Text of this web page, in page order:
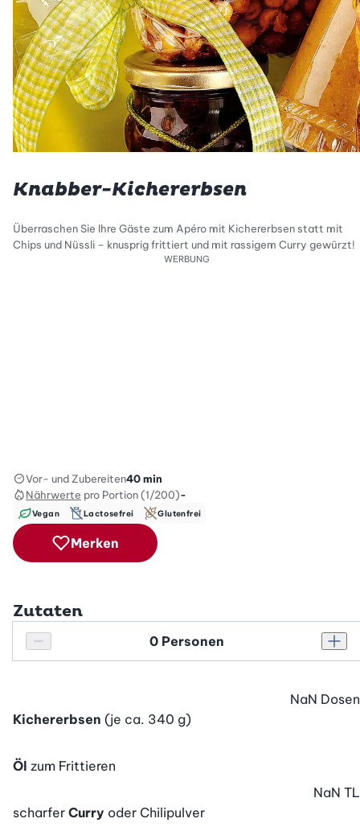
Knabber-Kichererbsen
Überraschen Sie Ihre Gäste zum Apéro mit Kichererbsen statt mit
Chips und Nüssli – knusprig frittiert und mit rassigem Curry gewürzt!
WERBUNG
Vor- und Zubereiten40 min
Nährwerte pro Portion (1/200)-
Vegan Lactosefrei Glutenfrei
Merken
Zutaten
Personenanzahl verringern
Personenanzahl
Kichererbsen (je ca. 340 g)
NaN Dosen
Öl zum Frittieren
scharfer Curry oder Chilipulver
NaN TL